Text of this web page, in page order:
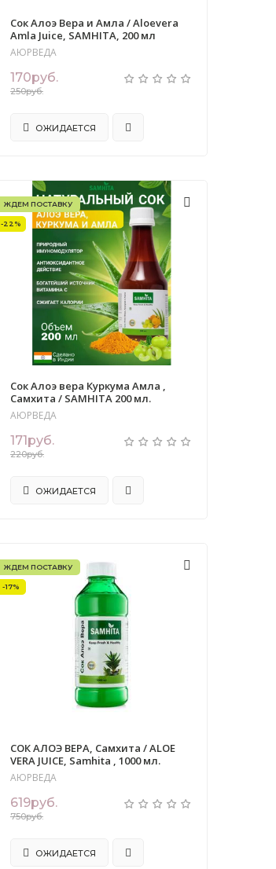
Сок Алоэ Вера и Амла / Aloevera
Amla Juice, SAMHITA, 200 мл
АЮРВЕДА
170руб.
250руб.
ОЖИДАЕТСЯ
ЖДЕМ ПОСТАВКУ
-22%
Сок Алоэ вера Куркума Амла ,
Самхита / SAMHITA 200 мл.
АЮРВЕДА
171руб.
220руб.
ОЖИДАЕТСЯ
ЖДЕМ ПОСТАВКУ
-17%
СОК АЛОЭ ВЕРА, Самхита / ALOE
VERA JUICE, Samhita , 1000 мл.
АЮРВЕДА
619руб.
750руб.
ОЖИДАЕТСЯ